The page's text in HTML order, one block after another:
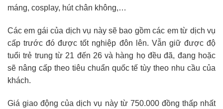
máng, cosplay, hút chân không,…
Các em gái của dịch vụ này sẽ bao gồm các em từ dịch vụ
cấp trước đó được tốt nghiệp đôn lên. Vẫn giữ được độ
tuổi trẻ trung từ 21 đến 26 và hàng họ đều đã, đang hoặc
sẽ nâng cấp theo tiêu chuẩn quốc tế tùy theo nhu cầu của
khách.
Giá giao động của dịch vụ này từ 750.000 đồng thấp nhất